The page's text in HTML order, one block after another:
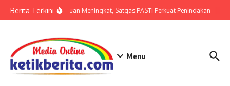
Berita Terkini
Ancaman Penipuan Meningkat, Satgas PASTI Perkuat Penindakan
Menu